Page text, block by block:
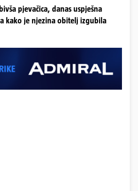
pjevačica, danas uspješna
kako je njezina obitelj izgubila